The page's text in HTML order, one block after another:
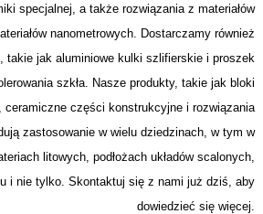
specjalnej, a także rozwiązania z materiałów
nanometrowych. Dostarczamy również
takie jak aluminiowe kulki szlifierskie i proszek
szkła. Nasze produkty, takie jak bloki
ceramiczne części konstrukcyjne i rozwiązania
zastosowanie w wielu dziedzinach, w tym w
litowych, podłożach układów scalonych,
i nie tylko. Skontaktuj się z nami już dziś, aby
dowiedzieć się więcej.